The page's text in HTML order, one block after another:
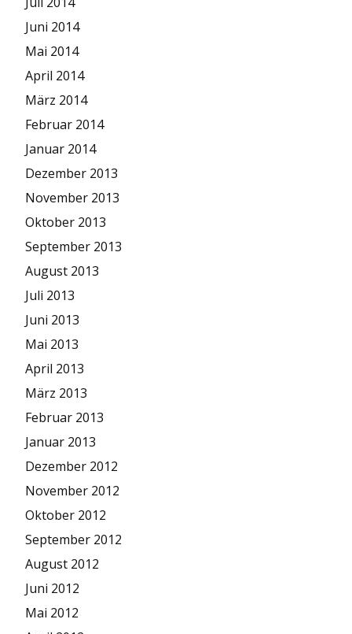
Juni 2014
Mai 2014
April 2014
März 2014
Februar 2014
Januar 2014
Dezember 2013
November 2013
Oktober 2013
September 2013
August 2013
Juli 2013
Juni 2013
Mai 2013
April 2013
März 2013
Februar 2013
Januar 2013
Dezember 2012
November 2012
Oktober 2012
September 2012
August 2012
Juni 2012
Mai 2012